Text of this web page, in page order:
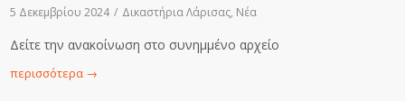
5 Δεκεμβρίου 2024 / Δικαστήρια Λάρισας, Νέα
Δείτε την ανακοίνωση στο συνημμένο αρχείο
περισσότερα →